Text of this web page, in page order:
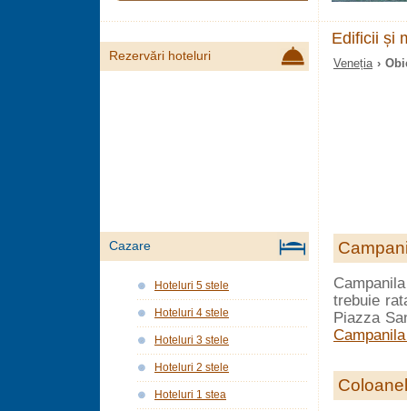
Edificii și
Veneția ›
trebuie
Piazza
Rezervări hoteluri
Cazare
Hoteluri 5 stele
Hoteluri 4 stele
Hoteluri 3 stele
Hoteluri 2 stele
Hoteluri 1 stea